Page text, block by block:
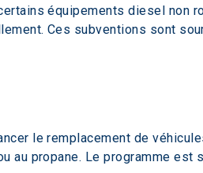
équipements diesel non
Ces subventions sont
le remplacement de
au propane. Le programme est